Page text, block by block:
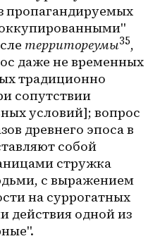
пропагандируемых
территореумы35,
даже не временных
традиционно
сопутствии
условий]; вопрос
древнего эпоса в
собой
стружка
с выражением
на суррогатных
одной из